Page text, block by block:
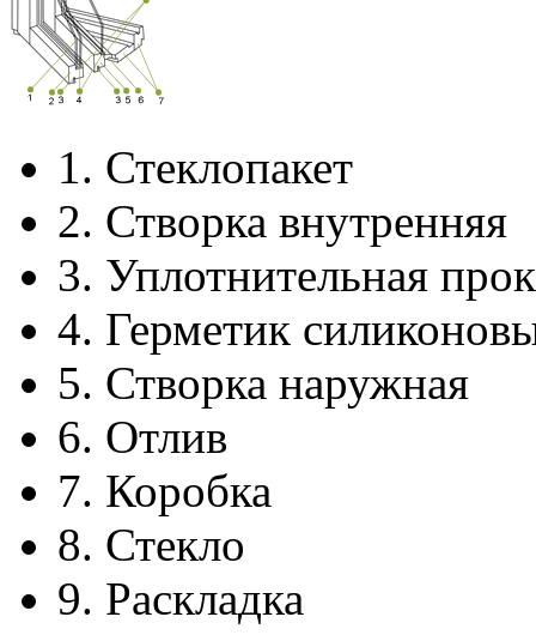
1. Стеклопакет
2. Створка внутренняя
3. Уплотнительная
4. Герметик
5. Створка наружная
6. Отлив
7. Коробка
8. Стекло
9. Раскладка